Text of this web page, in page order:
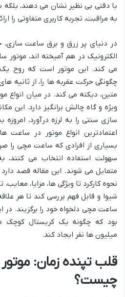
با دقتی بی نظیر نشان می دهند، بلکه
به مراقبت، تجربه کاربری متفاوتی را
در دنیای پر زرق و برق ساعت سازی،
الکترونیک در هم آمیخته اند،
می کند. این موتور است که روح
چگونگی حرکت عقربه ها را، از ثانیه
متین، دیکته می کند. در میان انواع
ویژه و گاه چالش برانگیز دارد. این
سازی سنتی را به لرزه درآورد، امروزه
اعتمادترین انواع موتور در
بسیاری از افرادی که ساعت مچی را
سهولت استفاده انتخاب می
متمایل می شوند. این مقاله قصد دارد
نحوه کارکرد تا ویژگی ها، مزایا،
شیوا و قابل فهم بررسی کند تا هر
ساعت مچی دلخواه خود را برگزیند.
بود که چگونه یک کریستال کوچک
میلیون ها نفر ایجاد کند.
قلب تپنده زمان:
چیست؟